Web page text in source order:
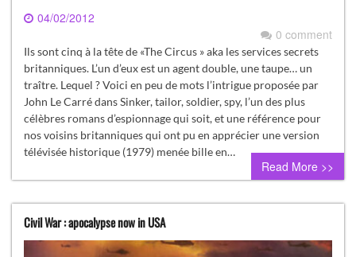
04/02/2012
0 comment
Ils sont cinq à la tête de «The Circus » aka les services secrets
britanniques. L’un d’eux est un agent double, une taupe… un
traître. Lequel ? Voici en peu de mots l’intrigue proposée par
John Le Carré dans Sinker, tailor, soldier, spy, l’un des plus
célèbres romans d’espionnage qui soit, et une référence pour
nos voisins britanniques qui ont pu en apprécier une version
télévisée historique (1979) menée bille en…
Read More >>
Civil War : apocalypse now in USA